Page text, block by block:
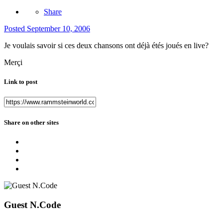
Share
Posted September 10, 2006
Je voulais savoir si ces deux chansons ont déjà étés joués en live?
Merçi
Link to post
Share on other sites
Guest N.Code